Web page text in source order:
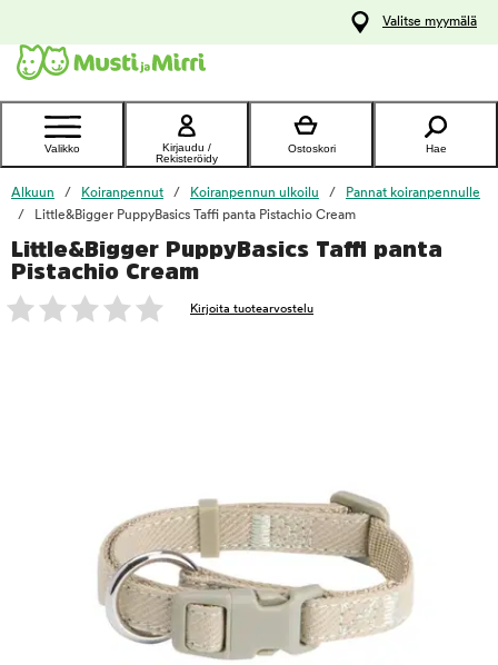
Ota yhteyttä
asiakaspalveluun
Valitse myymälä
Valikko
Kirjaudu /
Rekisteröidy
Ostoskori Hae
Alkuun Koiranpennut Koiranpennun ulkoilu
Pannat koiranpennulle
Little&Bigger PuppyBasics Taffi panta Pistachio Cream
Little&Bigger PuppyBasics Taffi panta
Pistachio Cream
Kirjoita tuotearvostelu
foo